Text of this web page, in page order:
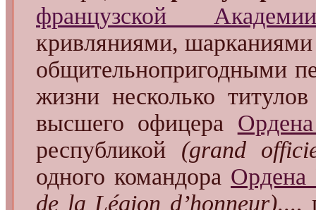
французской Академии
кривляниями,
общительнопригодными
жизни несколько
высшего офицера
республикой (grand
одного командора Ордена
de la Légion d’honneur)...,